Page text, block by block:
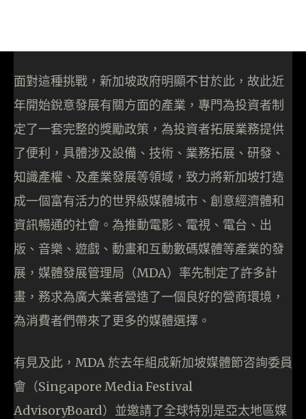
面對這種挑戰，新加坡政府明顯不甘於此，故此近
年開始銳意發展有關方面的產業，專門為投資者制
定了一套完整的獎勵政策，為投資者拓展業務提供
了便利，具體涉及設備、技術、業務拓展、研發、
知識產權、及產業發展等領域，致力將新加坡打造
成一個富有活力的世界級媒體城市、創意經濟體和
資訊暢通的社會。為推動電影、電視、電台、出
版、音樂、遊戲、動畫和互動數碼媒體等產業的發
展，媒體發展管理局（MDA）率先制定了許多計
畫，務求為廣大業者營造了一個良好的營商環境，
為消費者們帶來了更多的媒體選擇。
有見及此，MDA 於去年組成新加坡媒體節咨詢委員
會（Singapore Media Festival
AdvisoryBoard）並邀請了全球特別是亞太地區媒